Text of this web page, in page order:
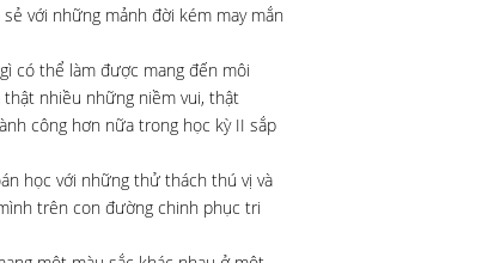
với những mảnh đời kém may mắn
có thể làm được mang đến môi
nhiều những niềm vui, thật
công hơn nữa trong học kỳ II sắp
học với những thử thách thú vị và
trên con đường chinh phục tri